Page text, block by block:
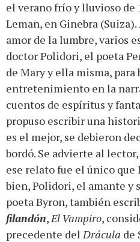
el verano frío y lluvioso de
Leman, en Ginebra
amor de la lumbre, varios
doctor Polidori, el poeta
de Mary y ella misma, para
entretenimiento en la
cuentos de espíritus y
propuso escribir una
es el mejor, se debieron
bordó. Se advierte al
ese relato fue el único que
bien, Polidori, el amante y
poeta Byron, también
filandón, El Vampiro,
precedente del Drácula de